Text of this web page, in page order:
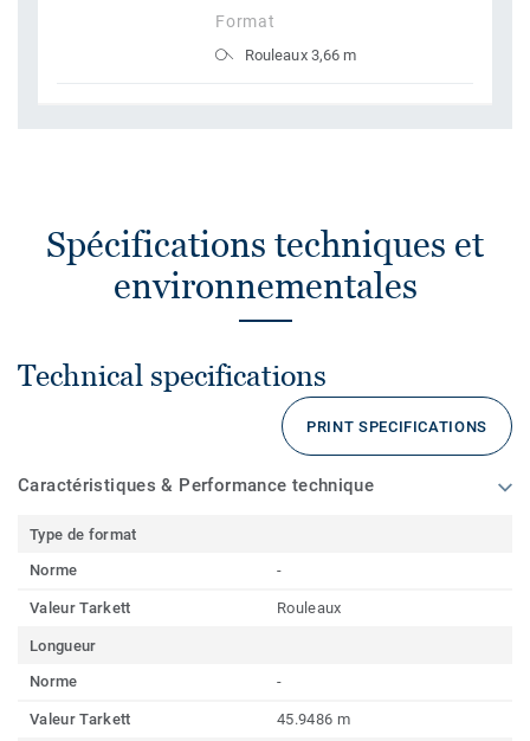
Format
Rouleaux 3,66 m
Spécifications techniques et
environnementales
Technical specifications
PRINT SPECIFICATIONS
Caractéristiques & Performance technique
Type de format
Norme
-
Valeur Tarkett Rouleaux
Longueur
Norme
-
Valeur Tarkett 45.9486 m